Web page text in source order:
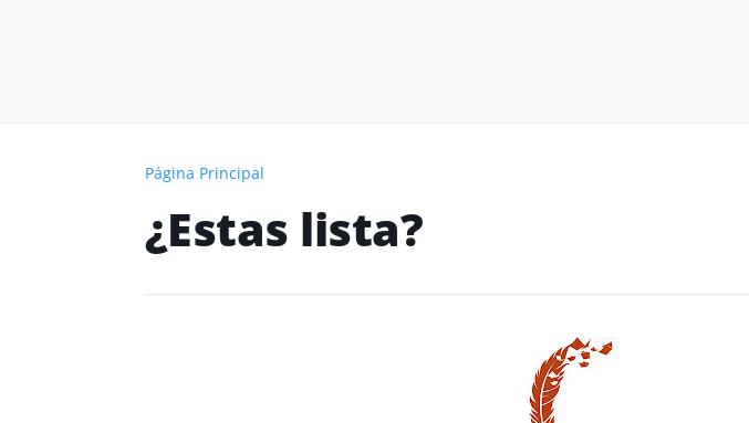
Página Principal
¿Estas lista?